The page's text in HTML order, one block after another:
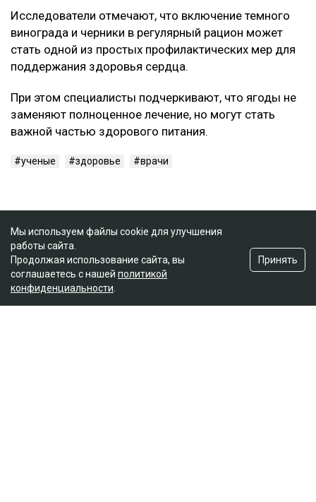
Исследователи отмечают, что включение темного
винограда и черники в регулярный рацион может
стать одной из простых профилактических мер для
поддержания здоровья сердца.
При этом специалисты подчеркивают, что ягоды не
заменяют полноценное лечение, но могут стать
важной частью здорового питания.
ученые здоровье врачи
Мы используем файлы cookie для улучшения
работы сайта.
Продолжая использование сайта, вы
соглашаетесь с нашей политикой
конфиденциальности
Принять